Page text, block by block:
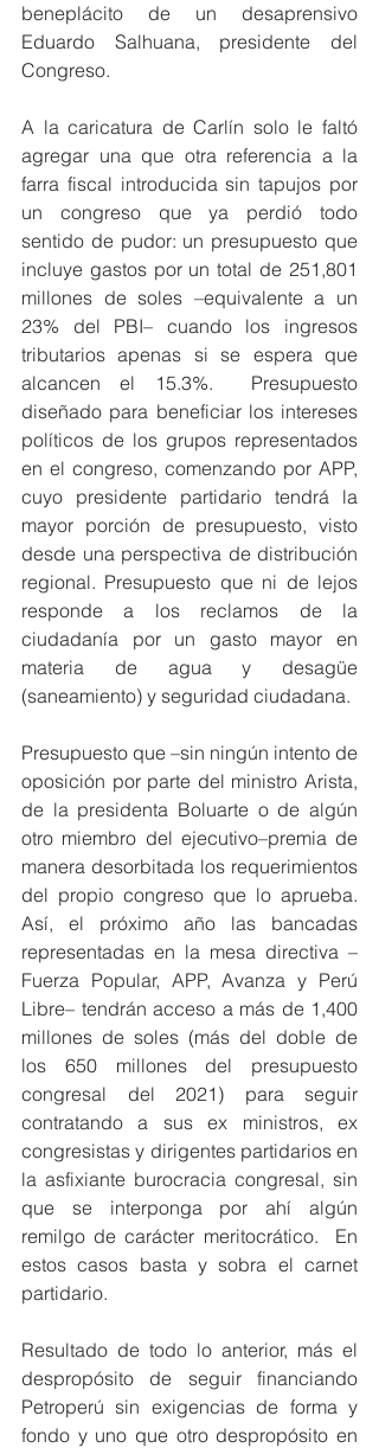
beneplácito de un desaprensivo
Eduardo Salhuana, presidente del
Congreso.
A la caricatura de Carlín solo le faltó
agregar una que otra referencia a la
farra fiscal introducida sin tapujos por
un congreso que ya perdió todo
sentido de pudor: un presupuesto que
incluye gastos por un total de 251,801
millones de soles –equivalente a un
23% del PBI– cuando los ingresos
tributarios apenas si se espera que
alcancen el 15.3%.  Presupuesto
diseñado para beneficiar los intereses
políticos de los grupos representados
en el congreso, comenzando por APP,
cuyo presidente partidario tendrá la
mayor porción de presupuesto, visto
desde una perspectiva de distribución
regional. Presupuesto que ni de lejos
responde a los reclamos de la
ciudadanía por un gasto mayor en
materia de agua y desagüe
(saneamiento) y seguridad ciudadana.
Presupuesto que –sin ningún intento de
oposición por parte del ministro Arista,
de la presidenta Boluarte o de algún
otro miembro del ejecutivo–premia de
manera desorbitada los requerimientos
del propio congreso que lo aprueba.
Así, el próximo año las bancadas
representadas en la mesa directiva –
Fuerza Popular, APP, Avanza y Perú
Libre– tendrán acceso a más de 1,400
millones de soles (más del doble de
los 650 millones del presupuesto
congresal del 2021) para seguir
contratando a sus ex ministros, ex
congresistas y dirigentes partidarios en
la asfixiante burocracia congresal, sin
que se interponga por ahí algún
remilgo de carácter meritocrático.  En
estos casos basta y sobra el carnet
partidario.
Resultado de todo lo anterior, más el
despropósito de seguir financiando
Petroperú sin exigencias de forma y
fondo y uno que otro despropósito en